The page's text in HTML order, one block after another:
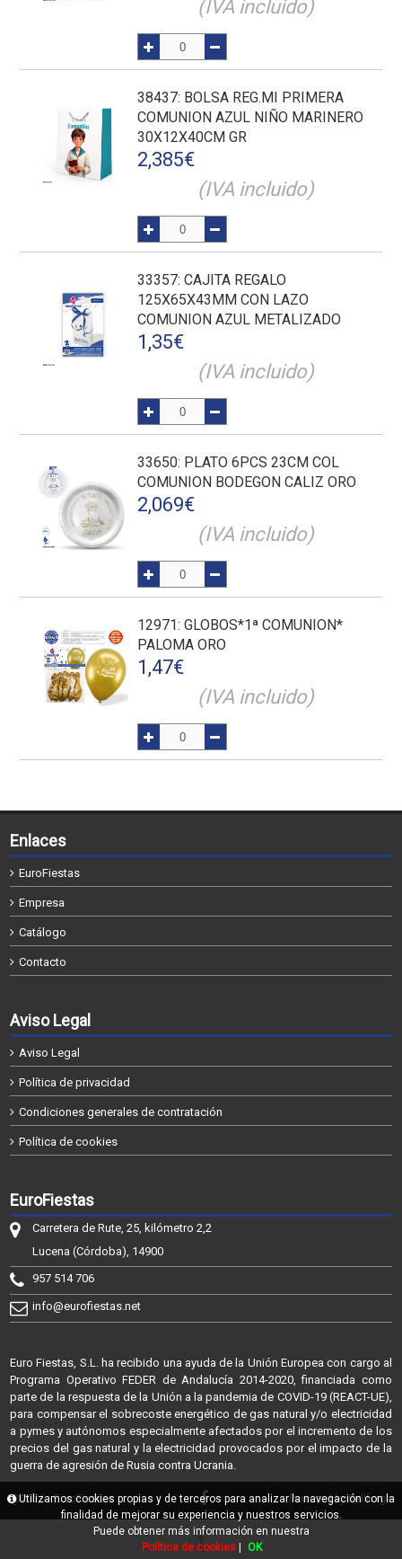
(IVA incluido)
38437: BOLSA REG.MI PRIMERA
COMUNION AZUL NIÑO MARINERO
30X12X40CM GR
2,385€
(IVA incluido)
33357: CAJITA REGALO
125X65X43MM CON LAZO
COMUNION AZUL METALIZADO
1,35€
(IVA incluido)
33650: PLATO 6PCS 23CM COL
COMUNION BODEGON CALIZ ORO
2,069€
(IVA incluido)
12971: GLOBOS*1ª COMUNION*
PALOMA ORO
1,47€
(IVA incluido)
Enlaces
EuroFiestas
Empresa
Catálogo
Contacto
Aviso Legal
Aviso Legal
Política de privacidad
Condiciones generales de contratación
Política de cookies
EuroFiestas
Carretera de Rute, 25, kilómetro 2,2
Lucena (Córdoba), 14900
957 514 706
info@eurofiestas.net
Euro Fiestas, S.L. ha recibido una ayuda de la Unión Europea con cargo al
Programa Operativo FEDER de Andalucía 2014-2020, financiada como
parte de la respuesta de la Unión a la pandemia de COVID-19 (REACT-UE),
para compensar el sobrecoste energético de gas natural y/o electricidad
a pymes y autónomos especialmente afectados por el incremento de los
precios del gas natural y la electricidad provocados por el impacto de la
guerra de agresión de Rusia contra Ucrania.
@2026 - EuroFiestas Powered by Sellforge
Utilizamos cookies propias y de terceros para analizar la navegación con la
finalidad de mejorar su experiencia y nuestros servicios.
Puede obtener más información en nuestra
Política de cookies| OK